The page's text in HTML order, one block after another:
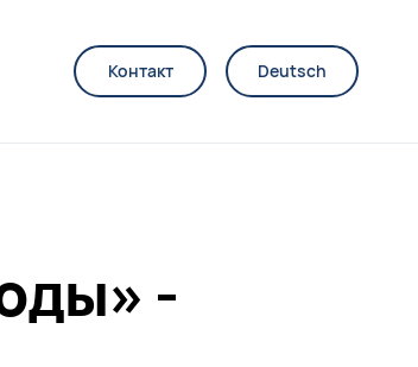
Контакт Deutsch
-